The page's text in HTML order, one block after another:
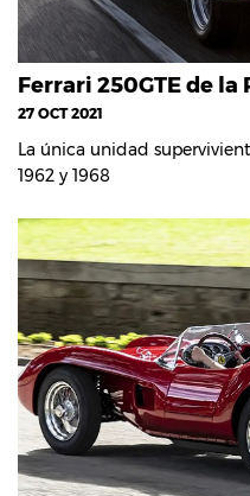
Ferrari 250GTE de la
27 OCT 2021
La única unidad
1962 y 1968